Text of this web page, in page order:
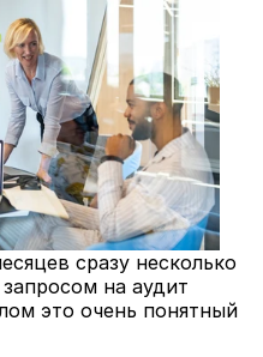
сразу несколько
на аудит
это очень понятный